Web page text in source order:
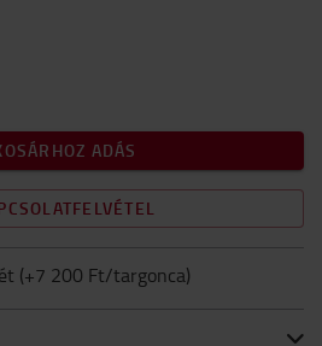
ADÁS
(+7 200 Ft/targonca)